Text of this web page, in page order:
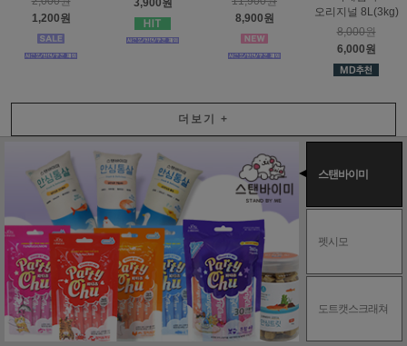
1,200원
3,900원
8,900원
오리지널 8L(3kg)
8,000원
6,000원
더보기 +
스탠바이미
펫시모
도트캣스크래쳐